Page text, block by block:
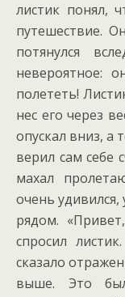
листик понял,
путешествие.
потянулся
невероятное:
полететь!
нес его через
опускал вниз, а
верил сам себе
махал
очень
рядом.
спросил
сказало
выше. Это